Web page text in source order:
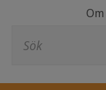
efter: